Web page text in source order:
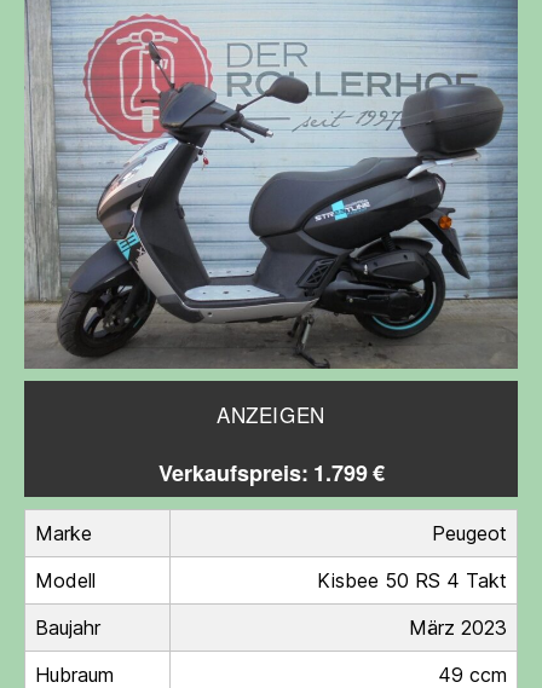
ANZEIGEN
Verkaufspreis: 1.799 €
Marke
Peugeot
Modell
Kisbee 50 RS 4 Takt
Baujahr
März 2023
Hubraum
49 ccm